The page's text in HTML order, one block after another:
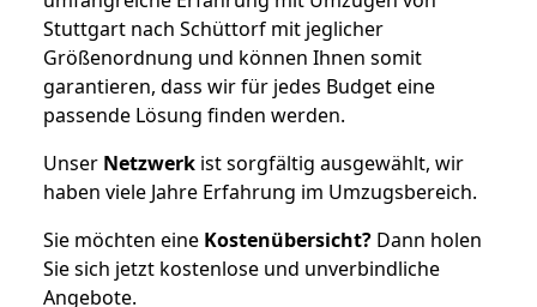
Stuttgart nach Schüttorf mit jeglicher
Größenordnung und können Ihnen somit
garantieren, dass wir für jedes Budget eine
passende Lösung finden werden.
Unser Netzwerk ist sorgfältig ausgewählt, wir
haben viele Jahre Erfahrung im Umzugsbereich.
Sie möchten eine Kostenübersicht? Dann holen
Sie sich jetzt kostenlose und unverbindliche
Angebote.